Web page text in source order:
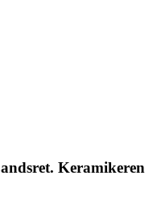
Keramikeren